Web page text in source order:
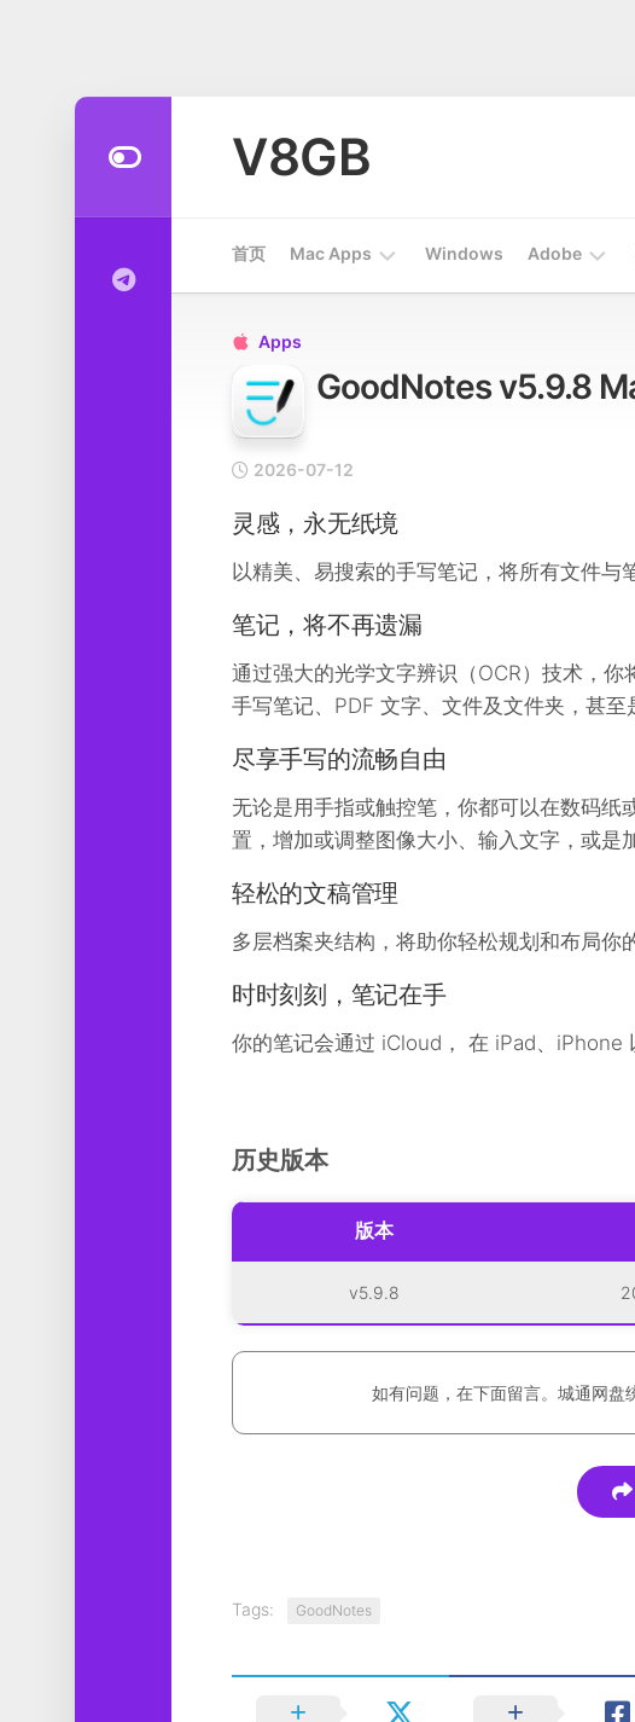
V8GB
首页 Mac Apps
开
统
具
图
设
媒
体
软
件
乐
Windows Adobe
 Apps
GoodNotes v5.9.8
2026-07-12
灵感，永无纸境
以精美、易搜索的手写笔记，将所有文件与
笔记，将不再遗漏
通过强大的光学文字辨识（OCR）技术，
手写笔记、PDF 文字、文件及文件夹，甚至
尽享手写的流畅自由
无论是用手指或触控笔，你都可以在数码纸
置，增加或调整图像大小、输入文字，或是
轻松的文稿管理
多层档案夹结构，将助你轻松规划和布局你
时时刻刻，笔记在手
你的笔记会通过 iCloud， 在 iPad、iPhone
历史版本
版本
v5.9.8
如有问题，在下面留言。城通网盘
Tags: GoodNotes